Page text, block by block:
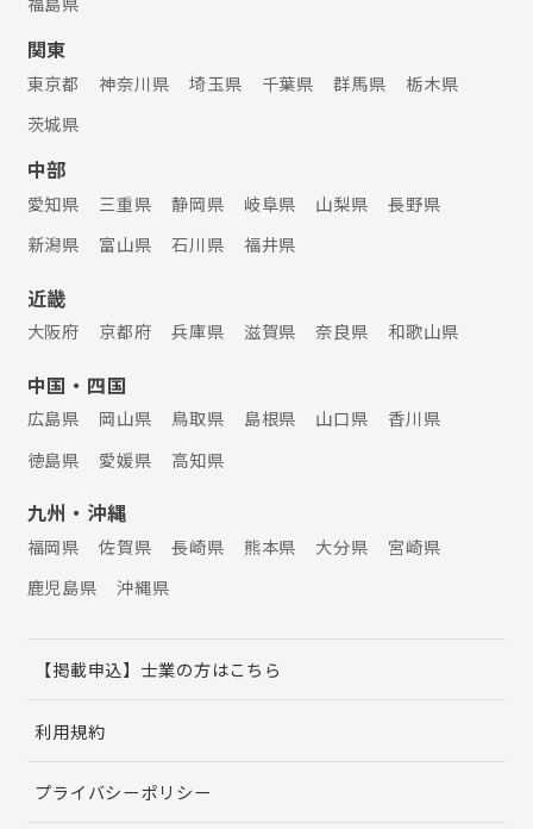
関東
東京都 神奈川県 埼玉県 千葉県 群馬県
栃木県
茨城県
中部
愛知県 三重県 静岡県 岐阜県 山梨県
長野県
新潟県
富山県 石川県 福井県
近畿
大阪府 京都府 兵庫県 滋賀県 奈良県 和歌山県
中国・四国
広島県 岡山県 鳥取県 島根県 山口県
香川県
徳島県
愛媛県 高知県
九州・沖縄
福岡県 佐賀県 長崎県 熊本県 大分県
宮崎県
鹿児島県
沖縄県
【掲載申込】士業の方はこちら
利用規約
プライバシーポリシー